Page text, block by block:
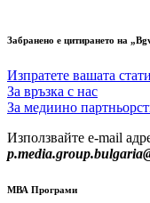
Забранено е цитирането на
Изпратете вашата
За връзка с нас
За медиино
Използвайте e-mail
МВА Програми